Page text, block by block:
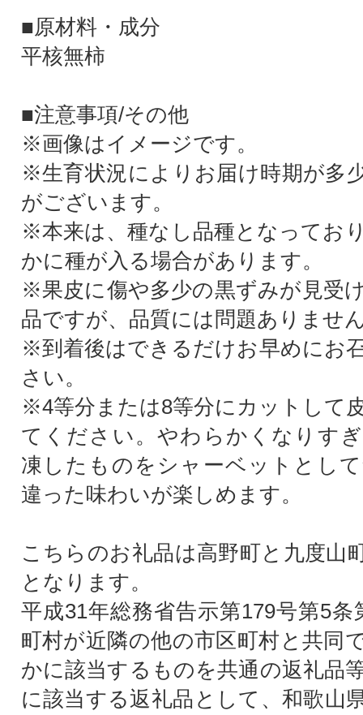
■原材料・成分
平核無柿
■注意事項/その他
※画像はイメージです。
※生育状況によりお届け時期が多
がございます。
※本来は、種なし品種となってお
かに種が入る場合があります。
※果皮に傷や多少の黒ずみが見受
品ですが、品質には問題ありませ
※到着後はできるだけお早めにお
さい。
※4等分または8等分にカットして
てください。やわらかくなりす
凍したものをシャーベットとし
違った味わいが楽しめます。
こちらのお礼品は高野町と九度山
となります。
平成31年総務省告示第179号第5条
町村が近隣の他の市区町村と共同
かに該当するものを共通の返礼品
に該当する返礼品として、和歌山